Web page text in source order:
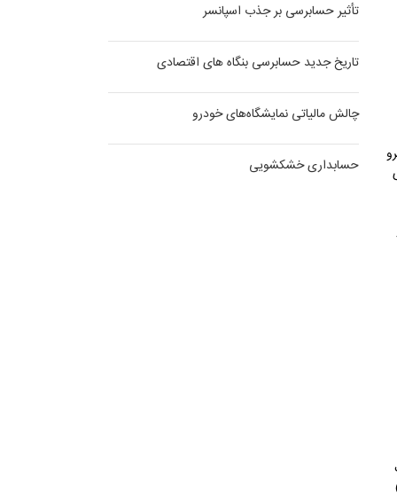
تأثیر حسابرسی بر جذب اسپانسر
تاریخ جدید حسابرسی بنگاه های اقتصادی
چالش مالیاتی نمایشگاه‌های خودرو
حسابداری خشکشویی